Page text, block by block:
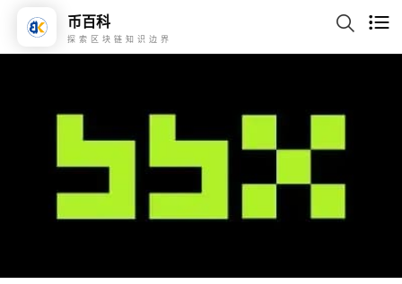
币百科
探索区块链知识边界